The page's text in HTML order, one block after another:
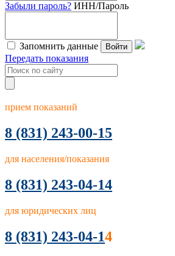
Забыли пароль? ИНН/Пароль
Запомнить данные Войти
Передать показания
прием показаний
8 (831) 243-00-15
для населения/показания
8 (831) 243-04-14
для юридических лиц
8 (831) 243-04-14